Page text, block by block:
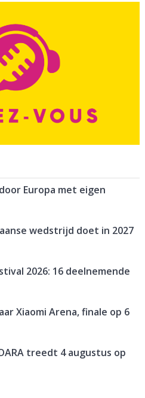
Europa met eigen
wedstrijd doet in 2027
2026: 16 deelnemende
Xiaomi Arena, finale op 6
treedt 4 augustus op